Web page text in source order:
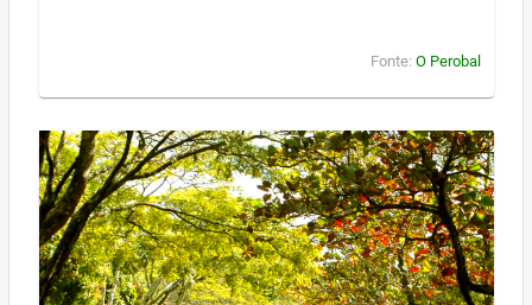
Fonte: O Perobal